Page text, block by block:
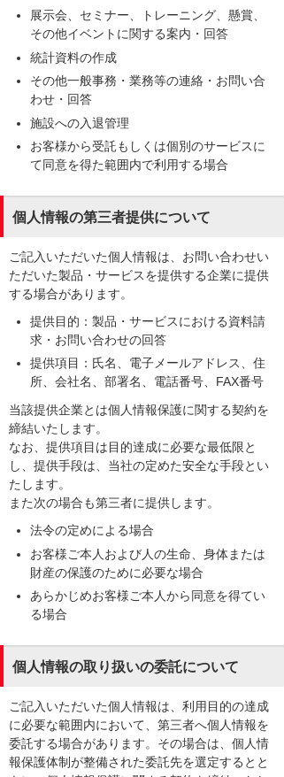
展示会、セミナー、トレーニング、懸賞、
その他イベントに関する案内・回答
統計資料の作成
その他一般事務・業務等の連絡・お問い合
わせ・回答
施設への入退管理
お客様から受託もしくは個別のサービスに
て同意を得た範囲内で利用する場合
個人情報の第三者提供について
ご記入いただいた個人情報は、お問い合わせい
ただいた製品・サービスを提供する企業に提供
する場合があります。
提供目的：製品・サービスにおける資料請
求・お問い合わせの回答
提供項目：氏名、電子メールアドレス、住
所、会社名、部署名、電話番号、FAX番号
当該提供企業とは個人情報保護に関する契約を
締結いたします。
なお、提供項目は目的達成に必要な最低限と
し、提供手段は、当社の定めた安全な手段とい
たします。
また次の場合も第三者に提供します。
法令の定めによる場合
お客様ご本人および人の生命、身体または
財産の保護のために必要な場合
あらかじめお客様ご本人から同意を得てい
る場合
個人情報の取り扱いの委託について
ご記入いただいた個人情報は、利用目的の達成
に必要な範囲内において、第三者へ個人情報を
委託する場合があります。その場合は、個人情
報保護体制が整備された委託先を選定するとと